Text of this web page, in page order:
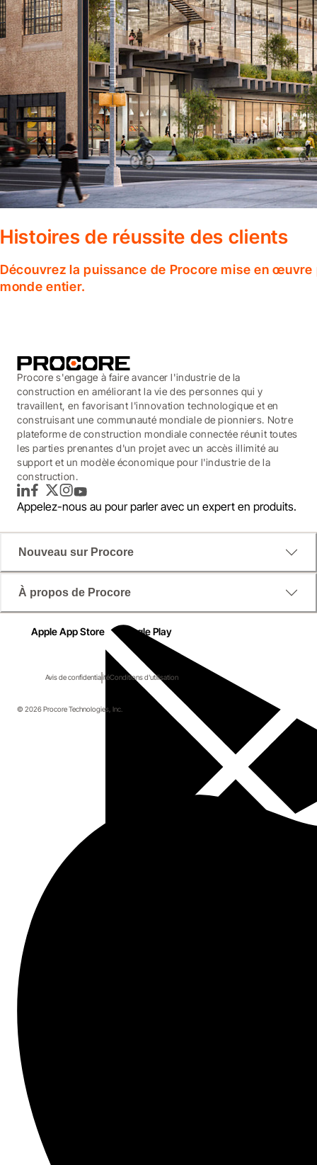
Histoires de réussite des clients
Découvrez la puissance de Procore mise en
monde entier.
Procore s'engage à faire avancer l'industrie de la
construction en améliorant la vie des personnes qui y
travaillent, en favorisant l'innovation technologique et en
construisant une communauté mondiale de pionniers. Notre
plateforme de construction mondiale connectée réunit toutes
les parties prenantes d'un projet avec un accès illimité au
support et un modèle économique pour l'industrie de la
construction.
LinkedInFacebook
TwitterInstagram
YouTube
Appelez-nous au pour parler avec un expert en produits.
Nouveau sur Procore
À propos de Procore
Apple App Store Google Play
Avis de confidentialitéConditions d'utilisation
© 2026 Procore Technologies, Inc.